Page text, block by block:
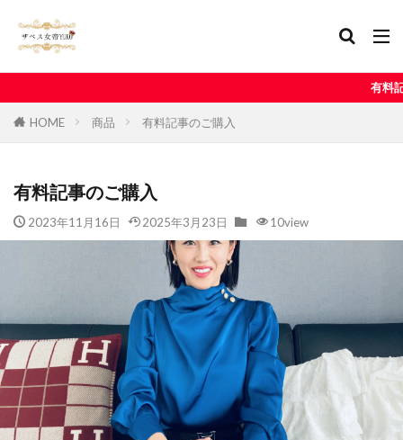
有料記事はサロンメン
HOME 商品 有料記事のご購入
有料記事のご購入
2023年11月16日 2025年3月23日 10view